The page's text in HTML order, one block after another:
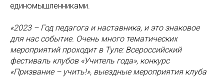
единомышленниками.
«2023 – Год педагога и наставника, и это знаковое
для нас событие. Очень много тематических
мероприятий проходит в Туле: Всероссийский
фестиваль клубов «Учитель года», конкурс
«Призвание – учить!», выездные мероприятия клуба